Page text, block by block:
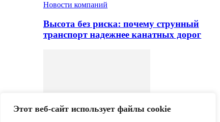
Этот веб-сайт использует файлы cookie
Новости компаний
Высота без риска: почему струнный
транспорт надежнее канатных дорог